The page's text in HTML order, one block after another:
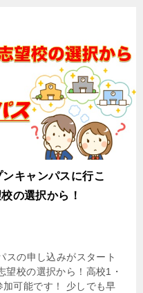
キャンパスに行こ
の選択から！
スの申し込みがスタート
望校の選択から！高校1・
可能です！ 少しでも早